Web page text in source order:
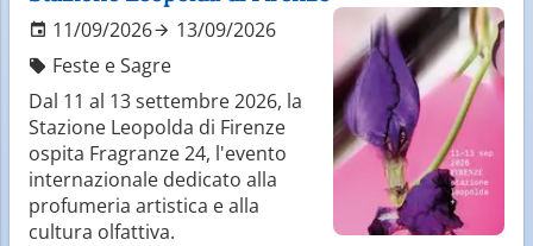
La cucina toscana è conosciuta per la sua semplicità
e qualità. Piatti come la ribollita, la bistecca alla
fiorentina e la pappa al pomodoro esprimono al
meglio la tradizione locale. I vini, tra cui il celebre
Chianti, sono apprezzati in tutto il mondo e
rappresentano una parte fondamentale dell’identità
regionale. L’esperienza gastronomica in Toscana è
un viaggio tra sapori autentici e prodotti di alta
qualità.
11/09/2026
13/09/2026
Feste e Sagre
Dal 11 al 13 settembre 2026, la
Stazione Leopolda di Firenze
ospita Fragranze 24, l'evento
internazionale dedicato alla
profumeria artistica e alla
cultura olfattiva.